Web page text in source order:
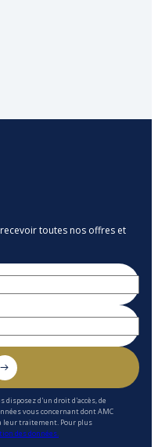
toutes nos offres et
d'un droit d'accès, de
vous concernant dont AMC
leur traitement. Pour plus
des données.